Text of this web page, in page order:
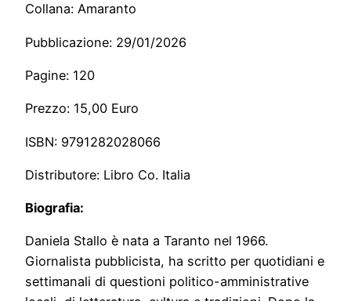
Collana: Amaranto
Pubblicazione: 29/01/2026
Pagine: 120
Prezzo: 15,00 Euro
ISBN: 9791282028066
Distributore: Libro Co. Italia
Biografia:
Daniela Stallo è nata a Taranto nel 1966.
Giornalista pubblicista, ha scritto per quotidiani e
settimanali di questioni politico-amministrative